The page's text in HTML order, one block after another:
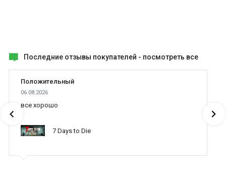
Последние отзывы покупателей - посмотреть все
Положительный
06.08.2026
все хорошо
7 Days to Die